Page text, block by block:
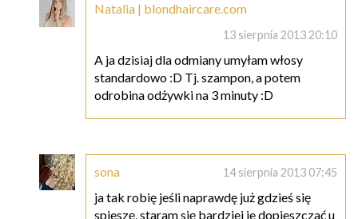
Natalia | blondhaircare.com
13 sierpnia 2013 20:10
A ja dzisiaj dla odmiany umyłam włosy
standardowo :D Tj. szampon, a potem
odrobina odżywki na 3 minuty :D
sona 14 sierpnia 2013 07:45
ja tak robię jeśli naprawdę już gdzieś się
spieszę, staram się bardziej je dopieszczać u